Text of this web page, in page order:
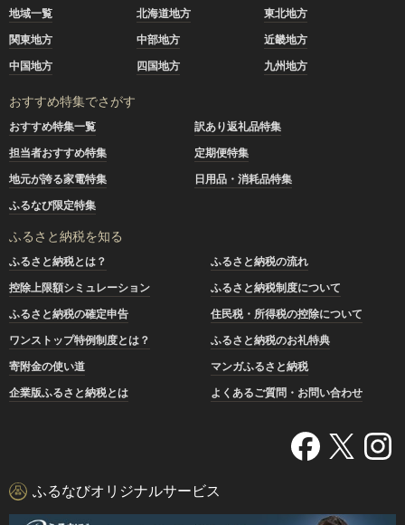
地域一覧 北海道地方
東北地方
関東地方
中部地方
近畿地方
中国地方
四国地方 九州地方
おすすめ特集でさがす
おすすめ特集一覧
訳あり返礼品特集
担当者おすすめ特集
定期便特集
地元が誇る家電特集
日用品・消耗品特集
ふるなび限定特集
ふるさと納税を知る
ふるさと納税とは？
ふるさと納税の流れ
控除上限額シミュレーション
ふるさと納税制度について
ふるさと納税の確定申告
住民税・所得税の控除について
ワンストップ特例制度とは？
ふるさと納税のお礼特典
寄附金の使い道
マンガふるさと納税
企業版ふるさと納税とは
よくあるご質問・お問い合わせ
ふるなびオリジナルサービス